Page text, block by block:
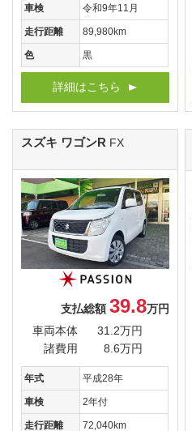
車検 令和9年11月
走行距離 89,980km
色 黒
詳細はこちら
スズキ ワゴンR FX
支払総額 39.8万円
車両本体
31.2万円
諸費用
8.6万円
年式 平成28年
車検 2年付
走行距離 72,040km